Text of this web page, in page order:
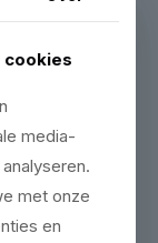
cookies
media-
met onze
en